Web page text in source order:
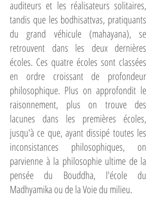
auditeurs et les réalisateurs solitaires,
tandis que les bodhisattvas, pratiquants
du grand véhicule (mahayana), se
retrouvent dans les deux dernières
écoles. Ces quatre écoles sont classées
en ordre croissant de profondeur
philosophique. Plus on approfondit le
raisonnement, plus on trouve des
lacunes dans les premières écoles,
jusqu'à ce que, ayant dissipé toutes les
inconsistances philosophiques, on
parvienne à la philosophie ultime de la
pensée du Bouddha, l'école du
Madhyamika ou de la Voie du milieu.